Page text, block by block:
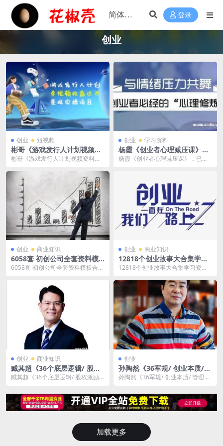
登录
创业
创业 短视频
彬哥《游戏发行人计划视频资
料》收益过万-百度云网盘下载
彬哥《游戏发行人计划视频资料》
盘下载后解压使用，文...
创业 学习资料
杨霞《创业者心理减压课》百
度云网盘下载
杨霞《创业者心理减压课》，已做
创业 商业知识
6058套 初创公司全套资料模
板合集-百度云网盘下载
6058套 初创公司全套资料模板合
创业 商业知识
12818个创业故事大合集学习
资料-百度云网盘下载
12818个创业故事大合集学习资
MB，已做压...
创业 商业知识
臧其超《36个底层逻辑/ 股权
激励/ 设计/ 工具包》视频资料
臧其超《36个底层逻辑/ 股权激励/
件大小2...
创业
孙陶然《36军规/ 创业本质/
管理兵法》资料合集-百度云网
孙陶然《36军规/ 创业本质/ 管理兵
余是视频，...
加载更多